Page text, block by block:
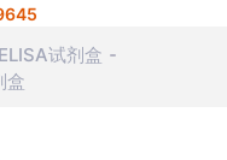
试剂盒
盒